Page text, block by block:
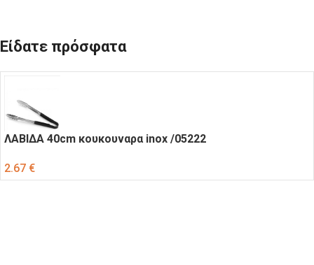
Είδατε πρόσφατα
ΛΑΒΙΔΑ 40cm κουκουναρα inox /05222
2.67 €